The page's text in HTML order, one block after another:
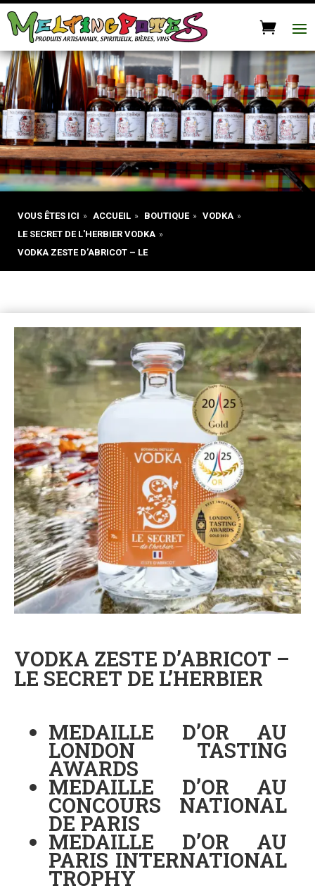
VOUS ÊTES ICI » ACCUEIL » BOUTIQUE » VODKA »
LE SECRET DE L'HERBIER VODKA »
VODKA ZESTE D’ABRICOT – LE
VODKA ZESTE D’ABRICOT –
LE SECRET DE L’HERBIER
MEDAILLE D’OR AU
LONDON TASTING
AWARDS
MEDAILLE D’OR AU
CONCOURS NATIONAL
DE PARIS
MEDAILLE D’OR AU
PARIS INTERNATIONAL
TROPHY